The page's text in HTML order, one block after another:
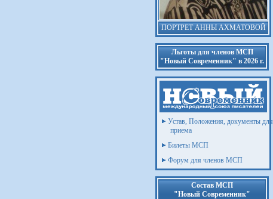
ПОРТРЕТ АННЫ АХМАТОВОЙ
Льготы для членов МСП
"Новый Современник" в 2026 г.
Устав, Положения, документы для
приема
Билеты МСП
Форум для членов МСП
Состав МСП
"Новый Современник"